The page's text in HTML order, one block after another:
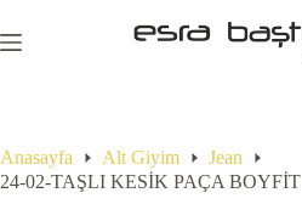
to
content
Anasayfa Alt Giyim
Jean
24-02-TAŞLI KESİK PAÇA BOYFİT